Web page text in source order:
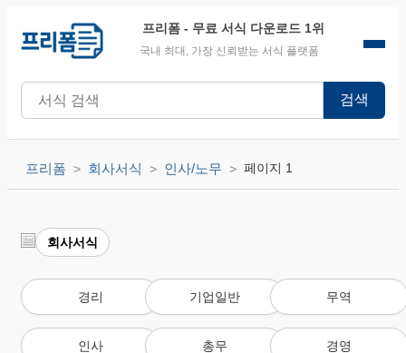
프리폼 - 무료 서식 다운로드 1위
국내 최대, 가장 신뢰받는 서식 플랫폼
검색
프리폼 회사서식 인사/노무 페이지 1
회사서식
경리 기업일반 무역
인사 총무 경영